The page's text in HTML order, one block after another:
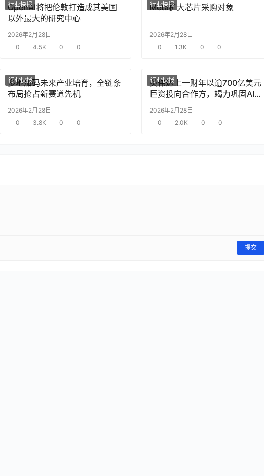
行业快报
OpenAI将把伦敦打造成其美国
以外最大的研究中心
2026年2月28日
0
4.5K 0 0
行业快报
Meta扩大芯片采购对象
2026年2月28日
0
1.3K 0 0
行业快报
多地加码未来产业培育，全链条
布局抢占新赛道先机
2026年2月28日
0
3.8K 0 0
行业快报
英伟达上一财年以逾700亿美元
巨资投向合作方，竭力巩固AI芯
片需求
2026年2月28日
0
2.0K 0 0
提交